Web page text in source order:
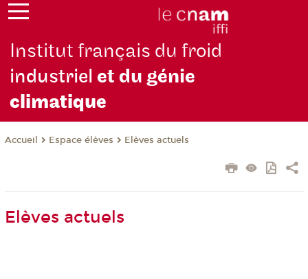
Institut français du froid
industrielet du génie
climatique
Accueil Espace élèves Elèves actuels
Elèves actuels